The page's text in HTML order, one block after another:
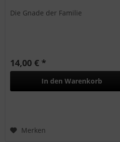
Die Gnade der Familie
14,00 € *
In den Warenkorb
Merken